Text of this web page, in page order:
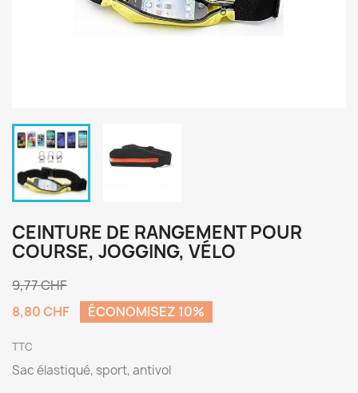
CEINTURE DE RANGEMENT POUR
COURSE, JOGGING, VÉLO
9,77 CHF
8,80 CHF
ÉCONOMISEZ 10%
TTC
Sac élastiqué, sport, antivol